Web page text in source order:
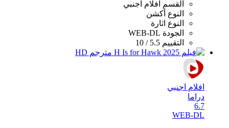
القسم افلام اجنبي
النوع أكشن
النوع اثارة
الجودة WEB-DL
التقييم 5.5 / 10
افلام اجنبي
دراما
6.7
WEB-DL